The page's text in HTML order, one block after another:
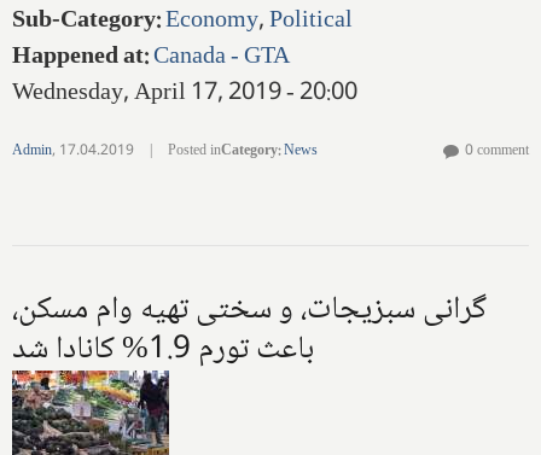
Sub-Category:Economy,Political
Happened at:Canada - GTA
Wednesday, April 17, 2019 - 20:00
Admin, 17.04.2019 | Posted inCategory:News 0 comment
گرانی سبزیجات، و سختی تهیه وام مسکن،
باعث تورم 1.9% کانادا شد